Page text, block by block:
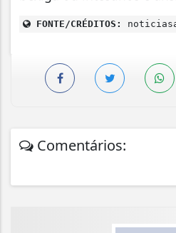
FONTE/CRÉDITOS:
Comentários: